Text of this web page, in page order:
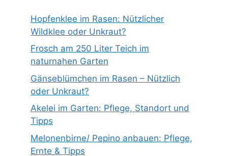
Hopfenklee im Rasen: Nützlicher
Wildklee oder Unkraut?
Frosch am 250 Liter Teich im
naturnahen Garten
Gänseblümchen im Rasen – Nützlich
oder Unkraut?
Akelei im Garten: Pflege, Standort und
Tipps
Melonenbirne/ Pepino anbauen: Pflege,
Ernte & Tipps